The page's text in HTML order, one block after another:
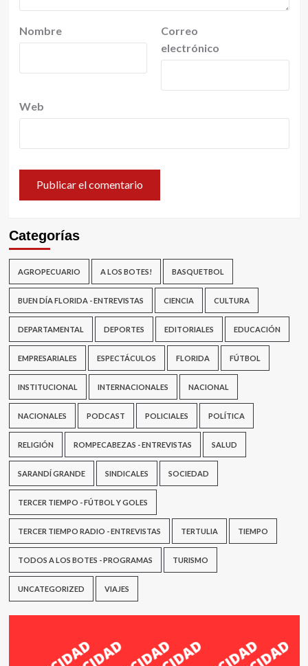
Nombre
Correo
electrónico
Web
Categorías
AGROPECUARIO A LOS BOTES! BASQUETBOL
BUEN DÍA FLORIDA - ENTREVISTAS CIENCIA CULTURA
DEPARTAMENTAL DEPORTES EDITORIALES EDUCACIÓN
EMPRESARIALES ESPECTÁCULOS FLORIDA FÚTBOL
INSTITUCIONAL INTERNACIONALES NACIONAL
NACIONALES PODCAST POLICIALES POLÍTICA
RELIGIÓN ROMPECABEZAS - ENTREVISTAS SALUD
SARANDÍ GRANDE SINDICALES SOCIEDAD
TERCER TIEMPO - FÚTBOL Y GOLES
TERCER TIEMPO RADIO - ENTREVISTAS TERTULIA TIEMPO
TODOS A LOS BOTES - PROGRAMAS TURISMO
UNCATEGORIZED VIAJES